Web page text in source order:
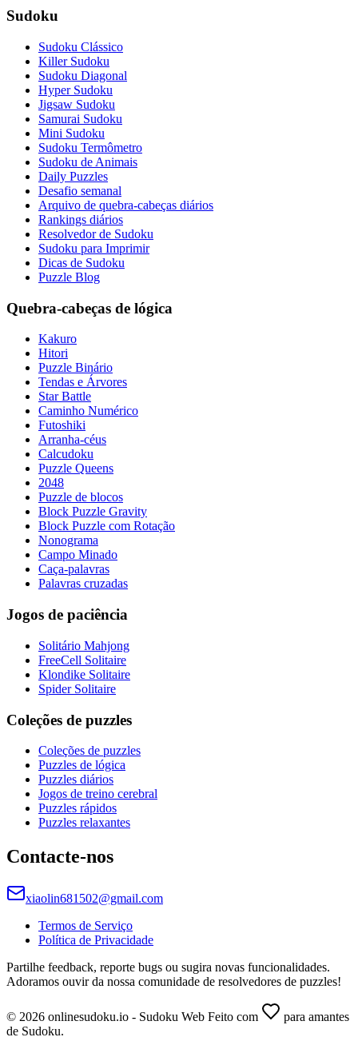
Sudoku
Sudoku Clássico
Killer Sudoku
Sudoku Diagonal
Hyper Sudoku
Jigsaw Sudoku
Samurai Sudoku
Mini Sudoku
Sudoku Termômetro
Sudoku de Animais
Daily Puzzles
Desafio semanal
Arquivo de quebra-cabeças diários
Rankings diários
Resolvedor de Sudoku
Sudoku para Imprimir
Dicas de Sudoku
Puzzle Blog
Quebra-cabeças de lógica
Kakuro
Hitori
Puzzle Binário
Tendas e Árvores
Star Battle
Caminho Numérico
Futoshiki
Arranha-céus
Calcudoku
Puzzle Queens
2048
Puzzle de blocos
Block Puzzle Gravity
Block Puzzle com Rotação
Nonograma
Campo Minado
Caça-palavras
Palavras cruzadas
Jogos de paciência
Solitário Mahjong
FreeCell Solitaire
Klondike Solitaire
Spider Solitaire
Coleções de puzzles
Coleções de puzzles
Puzzles de lógica
Puzzles diários
Jogos de treino cerebral
Puzzles rápidos
Puzzles relaxantes
Contacte-nos
xiaolin681502@gmail.com
Termos de Serviço
Política de Privacidade
Partilhe feedback, reporte bugs ou sugira novas funcionalidades.
Adoramos ouvir da nossa comunidade de resolvedores de puzzles!
© 2026 onlinesudoku.io - Sudoku Web Feito com
para amantes
de Sudoku.